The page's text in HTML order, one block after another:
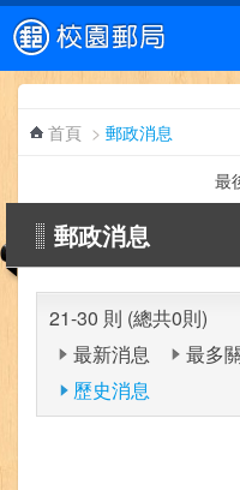
跳到主要內容區塊
首頁 > 郵政消息
最
郵政消息
21-30 則 (總共0則)
最新消息
最多
歷史消息